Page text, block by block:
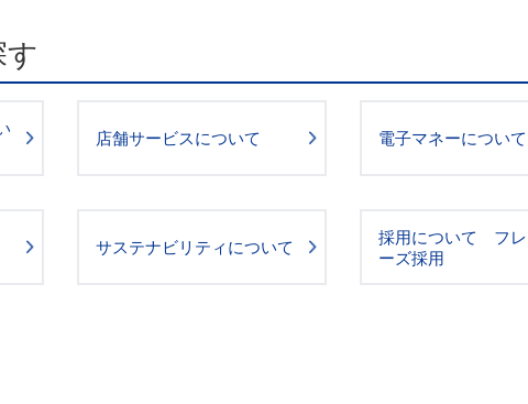
す
店舗サービスについて 電子マネーについて
サステナビリティについて
採用について フレ
ーズ採用